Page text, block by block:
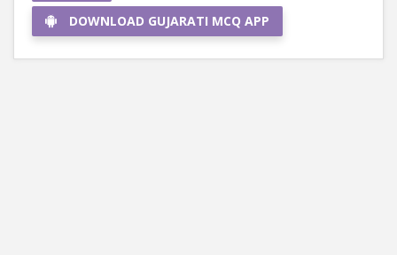
DOWNLOAD GUJARATI MCQ APP